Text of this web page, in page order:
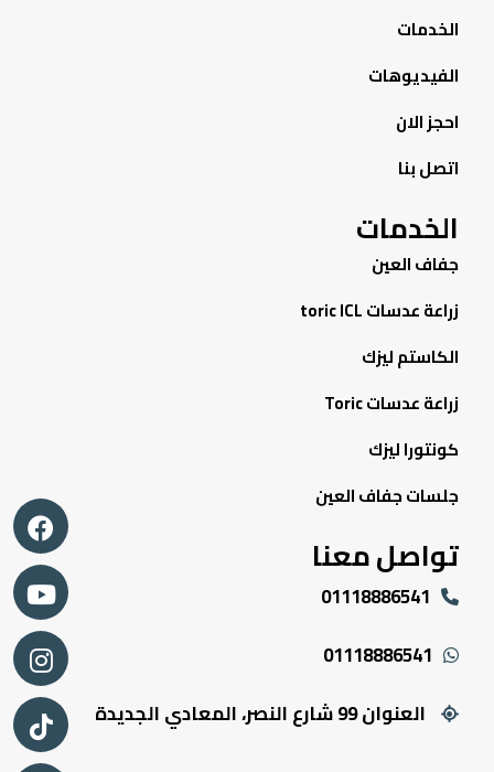
الخدمات
الفيديوهات
احجز الان
اتصل بنا
الخدمات
جفاف العين
زراعة عدسات toric ICL
الكاستم ليزك
زراعة عدسات Toric
كونتورا ليزك
جلسات جفاف العين
تواصل معنا
01118886541
01118886541
العنوان 99 شارع النصر، المعادي الجديدة